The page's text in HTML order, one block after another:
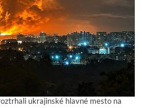
ukrajinské hlavné mesto na